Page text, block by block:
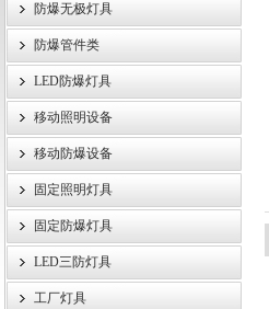
浙江旗本电气有限公司
防爆无极灯具
防爆管件类
LED防爆灯具
移动照明设备
移动防爆设备
固定照明灯具
固定防爆灯具
LED三防灯具
工厂灯具